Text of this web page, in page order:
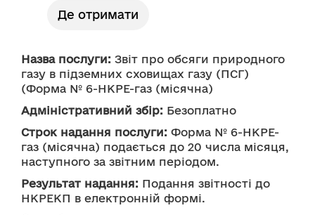
Де отримати
Назва послуги: Звіт про обсяги природного
газу в підземних сховищах газу (ПСГ)
Адміністративний збір: Безоплатно
Строк надання послуги: Форма № 6-НКРЕ-
газ (місячна) подається до 20 числа місяця,
наступного за звітним періодом.
Результат надання: Подання звітності до
НКРЕКП в електронній формі.